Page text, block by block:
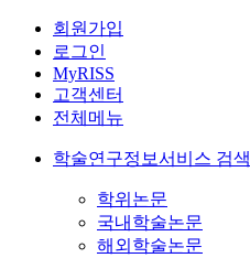
회원가입
로그인
MyRISS
고객센터
전체메뉴
학술연구정보서비스 검색
학위논문
국내학술논문
해외학술논문